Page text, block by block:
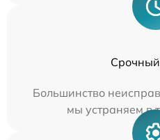
Большинство
мы устраняем в